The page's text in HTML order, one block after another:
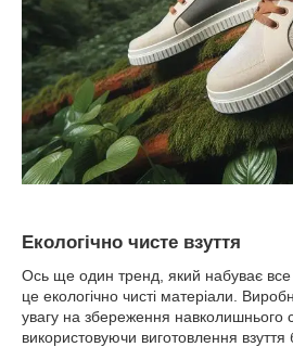
Екологічно чисте взуття
Ось ще один тренд, який набуває все
це екологічно чисті матеріали.
увагу на збереження навколишнього
використовуючи виготовлення взуття